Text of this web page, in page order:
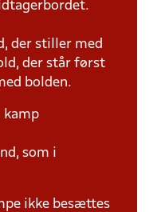
der stiller med
der står først
bolden.
kamp
som i
ikke besættes